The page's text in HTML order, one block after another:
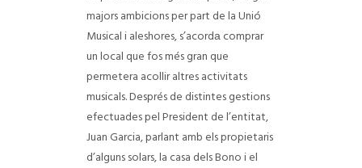
majors ambicions per part de la Unió
Musical i aleshores, s’acordа comprar
un local que fos més gran que
permetera acollir altres activitats
musicals. Després de distintes gestions
efectuades pel President de l’entitat,
Juan Garcia, parlant amb els propietaris
d’alguns solars, la casa dels Bono i el